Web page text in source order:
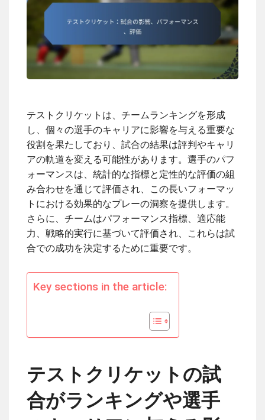
テストクリケットは、チームランキングを形成
し、個々の選手のキャリアに影響を与える重要な
役割を果たしており、試合の結果は評判やキャリ
アの軌道を変える可能性があります。選手のパフ
ォーマンスは、統計的な指標と定性的な評価の組
み合わせを通じて評価され、この長いフォーマッ
トにおける効果的なプレーの洞察を提供します。
さらに、チームはパフォーマンス指標、適応能
力、戦略的実行に基づいて評価され、これらは試
合での成功を決定するために重要です。
Key sections in the article:
テストクリケットの試
合がランキングや選手